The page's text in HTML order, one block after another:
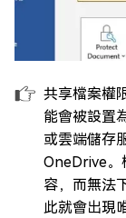
共享檔案權
能會被設置
或雲端儲存
OneDrive。
容，而無法
此就會出現